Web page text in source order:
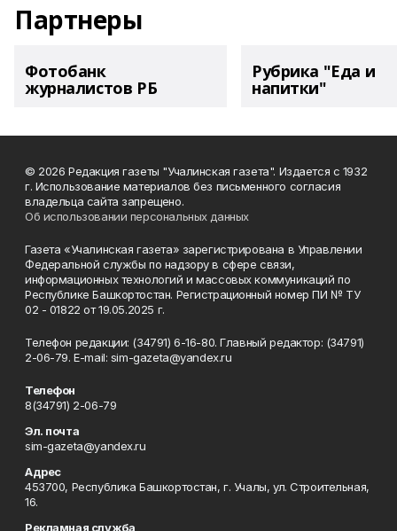
Партнеры
Фотобанк
журналистов РБ
Рубрика "Еда и
напитки"
© 2026 Редакция газеты "Учалинская газета". Издается с 1932
г. Использование материалов без письменного согласия
владельца сайта запрещено.
Об использовании персональных данных
Газета «Учалинская газета» зарегистрирована в Управлении
Федеральной службы по надзору в сфере связи,
информационных технологий и массовых коммуникаций по
Республике Башкортостан. Регистрационный номер ПИ № ТУ
02 - 01822 от 19.05.2025 г.
Телефон редакции: (34791) 6-16-80. Главный редактор: (34791)
2-06-79. Е-mаil: sim-gazeta@yandex.ru
Телефон
8(34791) 2-06-79
Эл. почта
sim-gazeta@yandex.ru
Адрес
453700, Республика Башкортостан, г. Учалы, ул. Строительная,
16.
Рекламная служба